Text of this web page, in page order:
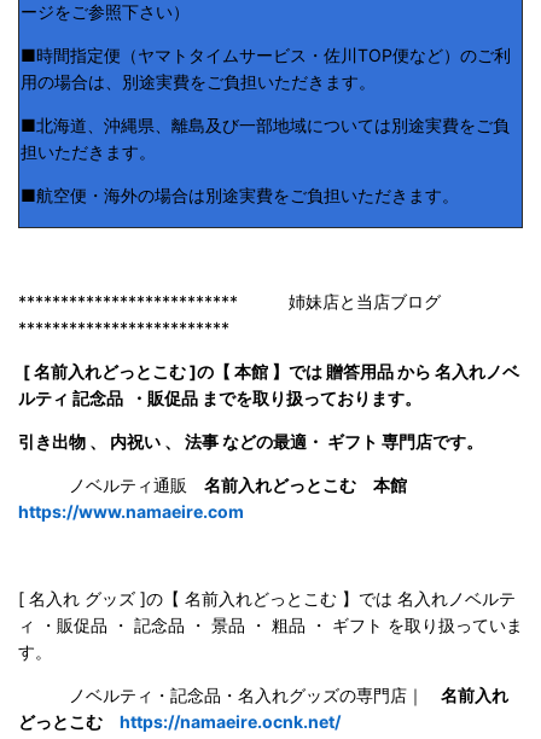
ージをご参照下さい）
■時間指定便（ヤマトタイムサービス・佐川TOP便など）のご利
用の場合は、別途実費をご負担いただきます。
■北海道、沖縄県、離島及び一部地域については別途実費をご負
担いただきます。
■航空便・海外の場合は別途実費をご負担いただきます。
************************** 姉妹店と当店ブログ
*************************
[ 名前入れどっとこむ ]の【 本館 】では 贈答用品 から 名入れノベ
ルティ 記念品 ・販促品 までを取り扱っております。
引き出物 、 内祝い 、 法事 などの最適・ ギフト 専門店です。
ノベルティ通販 名前入れどっとこむ 本館
https://www.namaeire.com
[ 名入れ グッズ ]の【 名前入れどっとこむ 】では 名入れノベルテ
ィ ・販促品 ・ 記念品 ・ 景品 ・ 粗品 ・ ギフト を取り扱っていま
す。
ノベルティ・記念品・名入れグッズの専門店｜ 名前入れ
どっとこむ https://namaeire.ocnk.net/